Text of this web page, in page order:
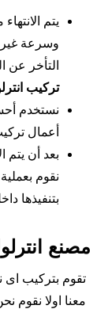
يتم
وسرعة غير
التأخر عن
تركيب
نستخدم
أعمال
بعد أن يتم
نقوم
بتنفيذها
مصنع
تقوم بتركيب اى
معنا اولا نقوم